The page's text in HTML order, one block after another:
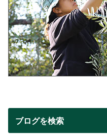
ブログを検索